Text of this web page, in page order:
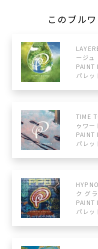
このブル
ージュ
PAINT
パレッ
TIME
ゥワー
PAINT
パレッ
ク グ
PAINT
パレッ